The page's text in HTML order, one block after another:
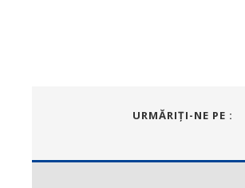
URMĂRIŢI-NE PE :